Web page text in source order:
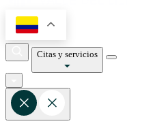
Citas y servicios